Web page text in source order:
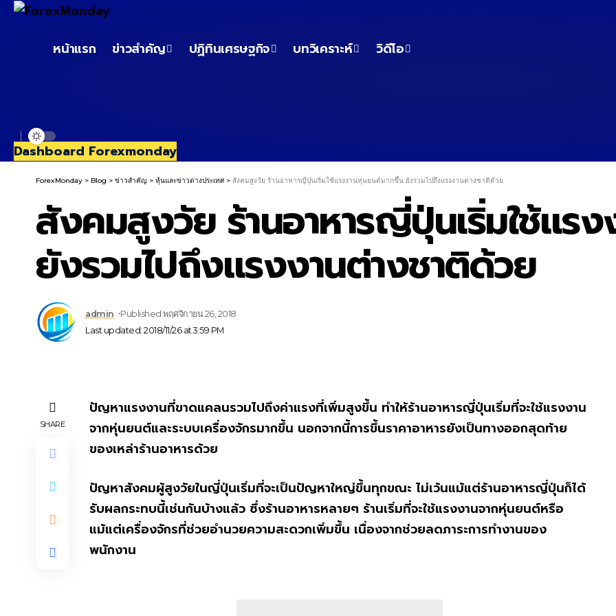
หน้าแรก ข่าวสำคัญ ปฏิทินเศรษฐกิจ บทวิเคราะห์ วิดีโอ
Dashboard Forexmonday
ForexMonday > Blog > ข่าวสำคัญ > หุ้นและข่าวต่างประเทศ > สังคมสูงวัย ร้านอาหารญี่ปุ่นเริ่มใช้แรงงานหุ่นยนต์มากขึ้น ยังรวมไปถึงแรงงานต่างชาติด้วย
สังคมสูงวัย ร้านอาหารญี่ปุ่นเริ่มใช้แร
ยังรวมไปถึงแรงงานต่างชาติด้วย
Last updated: 2018/11/26 at 3:59 PM
admin
Published พฤศจิกายน 26, 2018
SHARE
ปัญหาแรงงานที่ขาดแคลนรวมไปถึงค่าแรงที่เพิ่มสูงขึ้น ทำให้ร้านอาหารญี่ปุ่นเริ่มที่จะใช้แรงงาน
จากหุ่นยนต์และระบบเครื่องจักรมากขึ้น นอกจากนี้การขึ้นราคาอาหารยังเป็นทางออกสุดท้าย
ของเหล่าร้านอาหารด้วย
ปัญหาสังคมผู้สูงวัยในญี่ปุ่นเริ่มที่จะเป็นปัญหาใหญ่ขึ้นทุกขณะ ไม่เว้นแม้แต่ร้านอาหารญี่ปุ่นก็ได้
รับผลกระทบนี้เช่นกันบ้างแล้ว ซึ่งร้านอาหารหลายๆ ร้านเริ่มที่จะใช้แรงงานจากหุ่นยนต์หรือ
แม้แต่เครื่องจักรที่ช่วยอำนวยความสะดวกเพิ่มขึ้น เนื่องจากช่วยลดภาระการทำงานของ
พนักงาน